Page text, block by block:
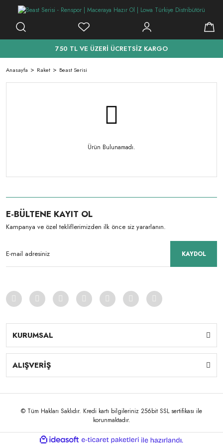
750 TL VE ÜZERİ ÜCRETSİZ KARGO
Anasayfa Raket Beast Serisi
Ürün Bulunamadı.
E-BÜLTENE KAYIT OL
Kampanya ve özel tekliflerimizden ilk önce siz yararlanın.
KAYDOL
KURUMSAL
ALIŞVERİŞ
© Tüm Hakları Saklıdır. Kredi kartı bilgileriniz 256bit SSL sertifikası ile
korunmaktadır.
ideasoft
e-